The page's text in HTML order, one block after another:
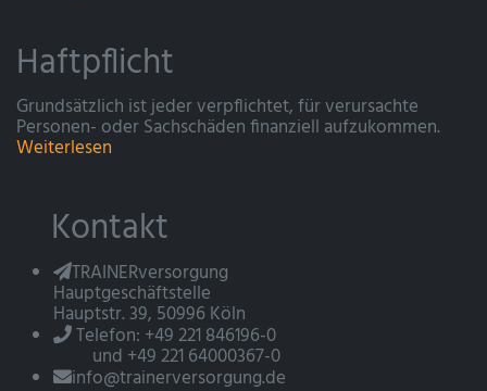
Haftpflicht
Grundsätzlich ist jeder verpflichtet, für verursachte
Personen- oder Sachschäden finanziell aufzukommen.
Weiterlesen
Kontakt
TRAINERversorgung
Hauptgeschäftstelle
Hauptstr. 39, 50996 Köln
Telefon: +49 221 846196-0
und +49 221 64000367-0
info@trainerversorgung.de